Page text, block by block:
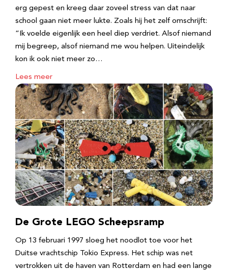
erg gepest en kreeg daar zoveel stress van dat naar
school gaan niet meer lukte. Zoals hij het zelf omschrijft:
“Ik voelde eigenlijk een heel diep verdriet. Alsof niemand
mij begreep, alsof niemand me wou helpen. Uiteindelijk
kon ik ook niet meer zo…
Lees meer
De Grote LEGO Scheepsramp
Op 13 februari 1997 sloeg het noodlot toe voor het
Duitse vrachtschip Tokio Express. Het schip was net
vertrokken uit de haven van Rotterdam en had een lange